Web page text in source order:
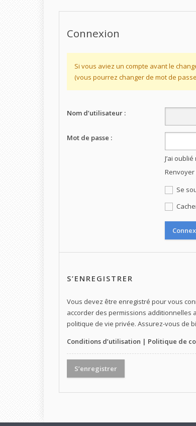
Connexion
Si vous aviez un compte avant le
(vous pourrez changer de mot de
Nom d’utilisateur :
Mot de passe :
J’ai
Se
S’ENREGISTRER
Vous devez être enregistré pour vous
accorder des permissions additionnelles
politique de vie privée. Assurez-vous de
Conditions d’utilisation | Politique de
S’enregistrer